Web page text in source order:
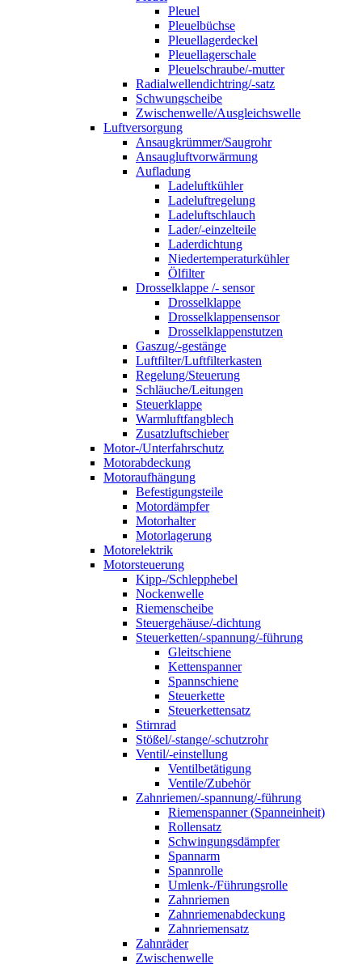
Pleuel
Pleuelbüchse
Pleuellagerdeckel
Pleuellagerschale
Pleuelschraube/-mutter
Radialwellendichtring/-satz
Schwungscheibe
Zwischenwelle/Ausgleichswelle
Luftversorgung
Ansaugkrümmer/Saugrohr
Ansaugluftvorwärmung
Aufladung
Ladeluftkühler
Ladeluftregelung
Ladeluftschlauch
Lader/-einzelteile
Laderdichtung
Niedertemperaturkühler
Ölfilter
Drosselklappe /- sensor
Drosselklappe
Drosselklappensensor
Drosselklappenstutzen
Gaszug/-gestänge
Luftfilter/Luftfilterkasten
Regelung/Steuerung
Schläuche/Leitungen
Steuerklappe
Warmluftfangblech
Zusatzluftschieber
Motor-/Unterfahrschutz
Motorabdeckung
Motoraufhängung
Befestigungsteile
Motordämpfer
Motorhalter
Motorlagerung
Motorelektrik
Motorsteuerung
Kipp-/Schlepphebel
Nockenwelle
Riemenscheibe
Steuergehäuse/-dichtung
Steuerketten/-spannung/-führung
Gleitschiene
Kettenspanner
Spannschiene
Steuerkette
Steuerkettensatz
Stirnrad
Stößel/-stange/-schutzrohr
Ventil/-einstellung
Ventilbetätigung
Ventile/Zubehör
Zahnriemen/-spannung/-führung
Riemenspanner (Spanneinheit)
Rollensatz
Schwingungsdämpfer
Spannarm
Spannrolle
Umlenk-/Führungsrolle
Zahnriemen
Zahnriemenabdeckung
Zahnriemensatz
Zahnräder
Zwischenwelle